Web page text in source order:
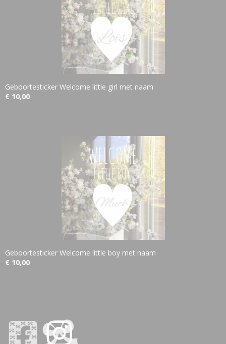
Geboortesticker Welcome little girl met naam
€ 10,00
Geboortesticker Welcome little boy met naam
€ 10,00